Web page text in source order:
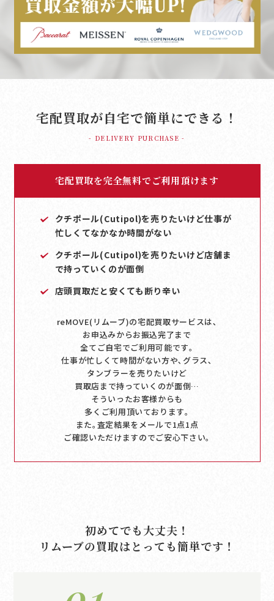
宅配買取が自宅で簡単にできる！
- DELIVERY PURCHASE -
宅配買取を完全無料でご利用頂けます
クチポール(Cutipol)を売りたいけど仕事が
忙しくてなかなか時間がない
クチポール(Cutipol)を売りたいけど店舗ま
で持っていくのが面倒
店頭買取だと安くても断り辛い
reMOVE(リムーブ)の宅配買取サービスは､
お申込みからお振込完了まで
全てご自宅でご利用可能です｡
仕事が忙しくて時間がない方や､グラス､
タンブラーを売りたいけど
買取店まで持っていくのが面倒…
そういったお客様からも
多くご利用頂いております｡
また｡査定結果をメールで1点1点
ご確認いただけますのでご安心下さい｡
初めてでも大丈夫！
リムーブの買取はとっても簡単です！